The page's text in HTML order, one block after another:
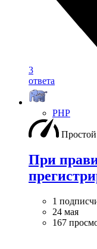
3
ответа
PHP
Простой
При
1
24 мая
167